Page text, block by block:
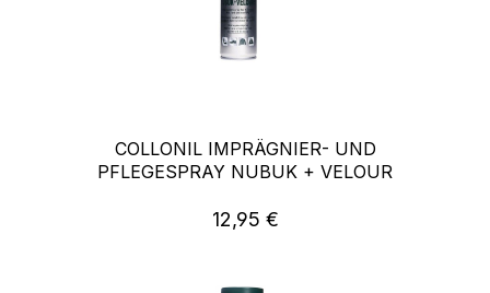
COLLONIL IMPRÄGNIER- UND
PFLEGESPRAY NUBUK + VELOUR
Regulärer Preis:
12,95 €